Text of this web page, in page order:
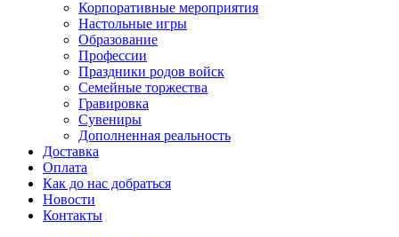
Корпоративные мероприятия
Настольные игры
Образование
Профессии
Праздники родов войск
Семейные торжества
Гравировка
Сувениры
Дополненная реальность
Доставка
Оплата
Как до нас добраться
Новости
Контакты